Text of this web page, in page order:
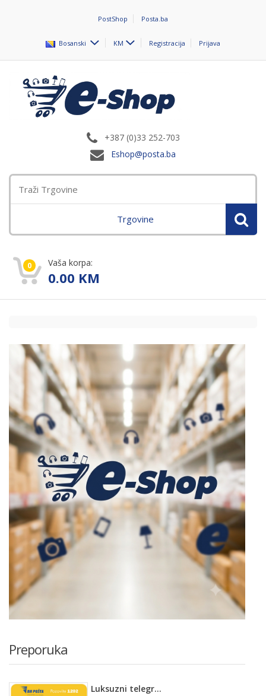
PostShop Posta.ba
Bosanski KM Registracija Prijava
+387 (0)33 252-703
Eshop@posta.ba
Trgovine
0 Vaša korpa:
0.00 KM
Preporuka
Luksuzni telegr...